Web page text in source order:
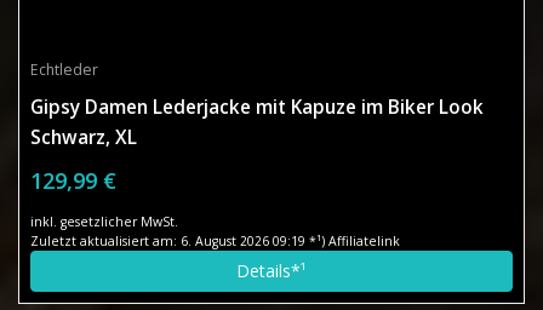
Echtleder
Gipsy Damen Lederjacke mit Kapuze im Biker Look
Schwarz, XL
129,99 €
inkl. gesetzlicher MwSt.
Zuletzt aktualisiert am: 6. August 2026 09:19 *¹) Affiliatelink
Details*¹